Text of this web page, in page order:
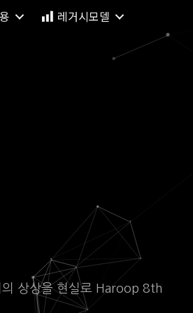
레거시모델
상상을 현실로 Haroop 8th